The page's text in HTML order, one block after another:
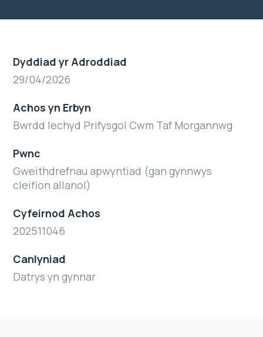
Dyddiad yr Adroddiad
29/04/2026
Achos yn Erbyn
Bwrdd Iechyd Prifysgol Cwm Taf Morgannwg
Pwnc
Gweithdrefnau apwyntiad (gan gynnwys
cleifion allanol)
Cyfeirnod Achos
202511046
Canlyniad
Datrys yn gynnar